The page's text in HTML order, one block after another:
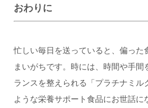
おわりに
忙しい毎日を送っていると、偏った
まいがちです。時には、時間や手間
ランスを整えられる「プラチナミル
ような栄養サポート食品にお世話に